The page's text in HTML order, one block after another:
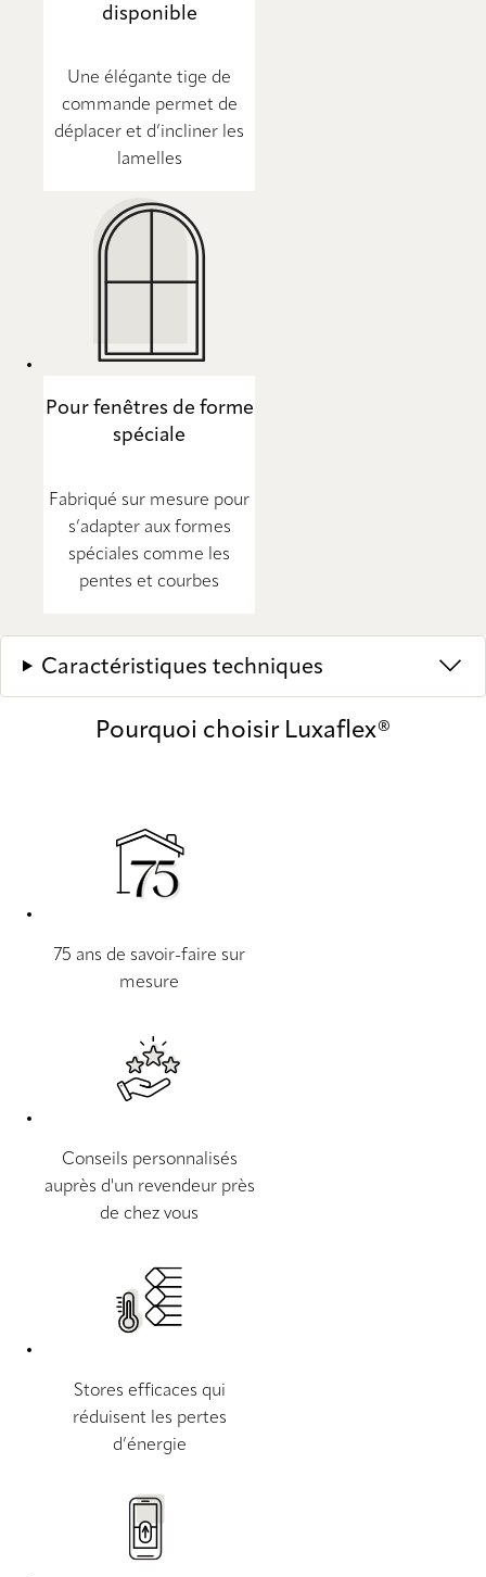
disponible
Une élégante tige de
commande permet de
déplacer et d’incliner les
lamelles
Pour fenêtres de forme
spéciale
Fabriqué sur mesure pour
s’adapter aux formes
spéciales comme les
pentes et courbes
Caractéristiques techniques
Pourquoi choisir Luxaflex®
75 ans de savoir-faire sur
mesure
Conseils personnalisés
auprès d'un revendeur près
de chez vous
Stores efficaces qui
réduisent les pertes
d’énergie